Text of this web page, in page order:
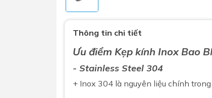
Phụ kiện nhà vệ sinh
Gương nhà vệ sinh - nhà tắm
Máy sấy tay
Nắp bồn cầu
Nắp điện tử
Thông tin chi tiết
Ưu điểm Kẹp kính InoxBao
- Stainless Steel 304
+ Inox 304 là nguyên liệu chính